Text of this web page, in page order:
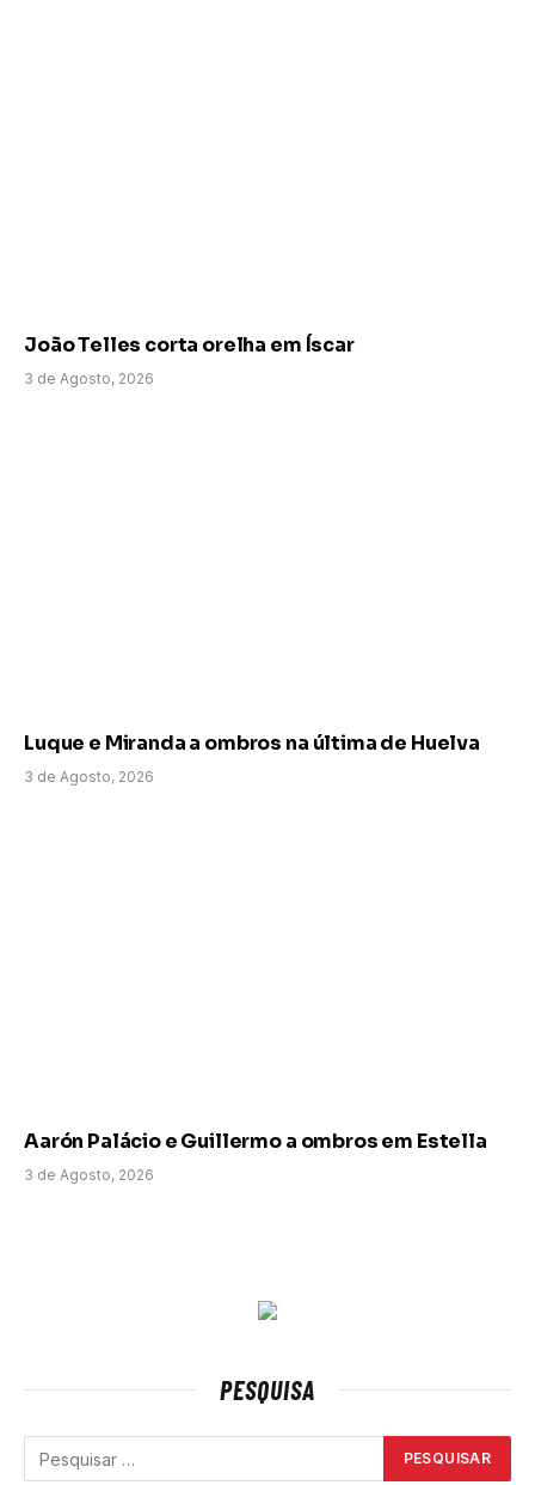
João Telles corta orelha em Íscar
3 de Agosto, 2026
Luque e Miranda a ombros na última de Huelva
3 de Agosto, 2026
Aarón Palácio e Guillermo a ombros em Estella
3 de Agosto, 2026
PESQUISA